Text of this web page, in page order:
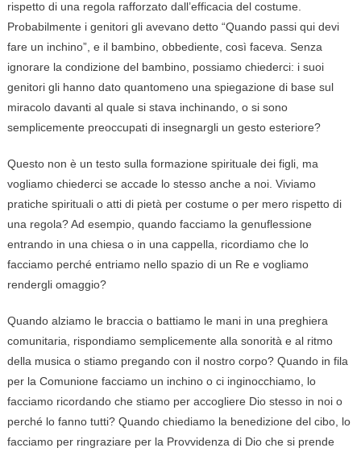
rispetto di una regola rafforzato dall’efficacia del costume.
Probabilmente i genitori gli avevano detto “Quando passi qui devi
fare un inchino”, e il bambino, obbediente, così faceva. Senza
ignorare la condizione del bambino, possiamo chiederci: i suoi
genitori gli hanno dato quantomeno una spiegazione di base sul
miracolo davanti al quale si stava inchinando, o si sono
semplicemente preoccupati di insegnargli un gesto esteriore?
Questo non è un testo sulla formazione spirituale dei figli, ma
vogliamo chiederci se accade lo stesso anche a noi. Viviamo
pratiche spirituali o atti di pietà per costume o per mero rispetto di
una regola? Ad esempio, quando facciamo la genuflessione
entrando in una chiesa o in una cappella, ricordiamo che lo
facciamo perché entriamo nello spazio di un Re e vogliamo
rendergli omaggio?
Quando alziamo le braccia o battiamo le mani in una preghiera
comunitaria, rispondiamo semplicemente alla sonorità e al ritmo
della musica o stiamo pregando con il nostro corpo? Quando in fila
per la Comunione facciamo un inchino o ci inginocchiamo, lo
facciamo ricordando che stiamo per accogliere Dio stesso in noi o
perché lo fanno tutti? Quando chiediamo la benedizione del cibo, lo
facciamo per ringraziare per la Provvidenza di Dio che si prende